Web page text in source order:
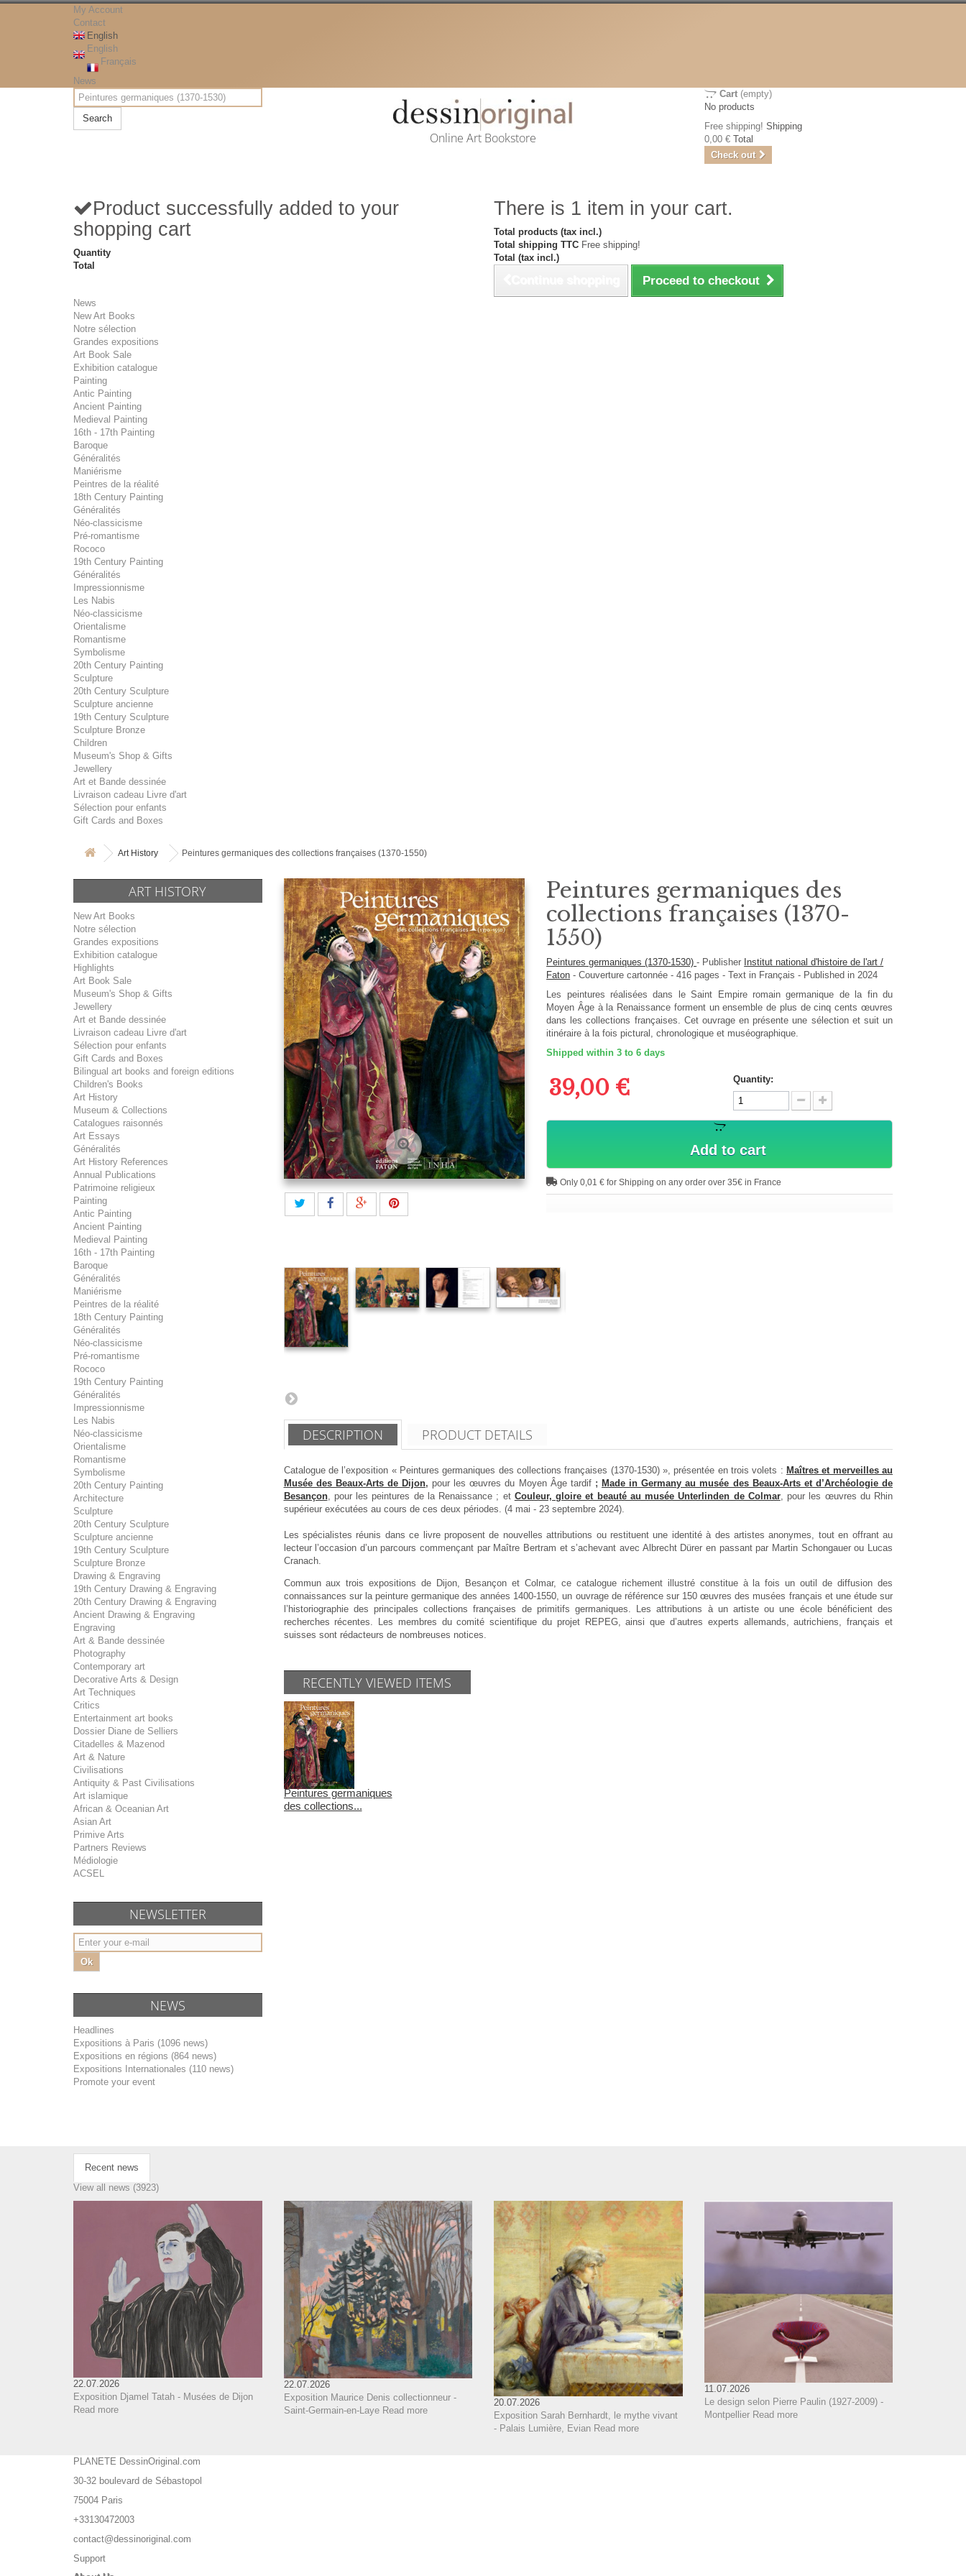
My Account
Contact
English
English
Français
News
Search
Online Art Bookstore
Cart (empty)
No products
Free shipping! Shipping
0,00 € Total
Check out
Product successfully added to your
shopping cart
Quantity
Total
There is 1 item in your cart.
Total products (tax incl.)
Total shipping TTC Free shipping!
Total (tax incl.)
Proceed to checkout
News
New Art Books
Notre sélection
Grandes expositions
Art Book Sale
Exhibition catalogue
Painting
Antic Painting
Ancient Painting
Medieval Painting
16th - 17th Painting
Baroque
Généralités
Maniérisme
Peintres de la réalité
18th Century Painting
Généralités
Néo-classicisme
Pré-romantisme
Rococo
19th Century Painting
Généralités
Impressionnisme
Les Nabis
Néo-classicisme
Orientalisme
Romantisme
Symbolisme
20th Century Painting
Sculpture
20th Century Sculpture
Sculpture ancienne
19th Century Sculpture
Sculpture Bronze
Children
Museum's Shop & Gifts
Jewellery
Art et Bande dessinée
Livraison cadeau Livre d'art
Sélection pour enfants
Gift Cards and Boxes
Art History Peintures germaniques des collections françaises (1370-1550)
ART HISTORY
New Art Books
Notre sélection
Grandes expositions
Exhibition catalogue
Highlights
Art Book Sale
Museum's Shop & Gifts
Jewellery
Art et Bande dessinée
Livraison cadeau Livre d'art
Sélection pour enfants
Gift Cards and Boxes
Bilingual art books and foreign editions
Children's Books
Art History
Museum & Collections
Catalogues raisonnés
Art Essays
Généralités
Art History References
Annual Publications
Patrimoine religieux
Painting
Antic Painting
Ancient Painting
Medieval Painting
16th - 17th Painting
Baroque
Généralités
Maniérisme
Peintres de la réalité
18th Century Painting
Généralités
Néo-classicisme
Pré-romantisme
Rococo
19th Century Painting
Généralités
Impressionnisme
Les Nabis
Néo-classicisme
Orientalisme
Romantisme
Symbolisme
20th Century Painting
Architecture
Sculpture
20th Century Sculpture
Sculpture ancienne
19th Century Sculpture
Sculpture Bronze
Drawing & Engraving
19th Century Drawing & Engraving
20th Century Drawing & Engraving
Ancient Drawing & Engraving
Engraving
Art & Bande dessinée
Photography
Contemporary art
Decorative Arts & Design
Art Techniques
Critics
Entertainment art books
Dossier Diane de Selliers
Citadelles & Mazenod
Art & Nature
Civilisations
Antiquity & Past Civilisations
Art islamique
African & Oceanian Art
Asian Art
Primive Arts
Partners Reviews
Médiologie
ACSEL
NEWSLETTER
Ok
NEWS
Headlines
Expositions à Paris (1096 news)
Expositions en régions (864 news)
Expositions Internationales (110 news)
Promote your event
Peintures germaniques des
collections françaises (1370-
1550)
Peintures germaniques (1370-1530)- Publisher Institut national d'histoire de l'art /
Faton -Couverture cartonnée-416pages -Text in Français- Published in 2024
Les peintures réalisées dans le Saint Empire romain germanique de la fin du
Moyen Âge à la Renaissance forment un ensemble de plus de cinq cents œuvres
dans les collections françaises. Cet ouvrage en présente une sélection et suit un
itinéraire à la fois pictural, chronologique et muséographique.
Shipped within 3 to 6 days
39,00 € Quantity:
Add to cart
Only 0,01 € for Shipping on any order over 35€ in France
DESCRIPTION PRODUCT DETAILS
Catalogue de l’exposition « Peintures germaniques des collections françaises (1370-1530) », présentée en trois volets : Maîtres et merveilles au
Musée des Beaux-Arts de Dijon,pour les œuvres du Moyen Âge tardif;Made in Germany au musée des Beaux-Arts et d’Archéologie de
Besançon, pour les peintures de la Renaissance ; et Couleur, gloire et beauté au musée Unterlinden de Colmar, pour les œuvres du Rhin
supérieur exécutées au cours de ces deux périodes. (4 mai - 23 septembre 2024).
Les spécialistes réunis dans ce livre proposent de nouvelles attributions ou restituent une identité à des artistes anonymes, tout en offrant au
lecteur l’occasion d’un parcours commençant par Maître Bertram et s’achevant avec Albrecht Dürer en passant par Martin Schongauer ou Lucas
Cranach.
Commun aux trois expositions de Dijon, Besançon et Colmar, ce catalogue richement illustré constitue à la fois un outil de diffusion des
connaissances sur la peinture germanique des années 1400-1550, un ouvrage de référence sur 150 œuvres des musées français et une étude sur
l’historiographie des principales collections françaises de primitifs germaniques. Les attributions à un artiste ou une école bénéficient des
recherches récentes. Les membres du comité scientifique du projet REPEG, ainsi que d’autres experts allemands, autrichiens, français et
suisses sont rédacteurs de nombreuses notices.
RECENTLY VIEWED ITEMS
Peintures germaniques
des collections...
Recent news
View all news (3923)
22.07.2026
Exposition Djamel Tatah - Musées de Dijon
Read more
22.07.2026
Exposition Maurice Denis collectionneur -
Saint-Germain-en-Laye Read more
20.07.2026
Exposition Sarah Bernhardt, le mythe vivant
- Palais Lumière, Evian Read more
11.07.2026
Le design selon Pierre Paulin (1927-2009) -
Montpellier Read more
PLANETE DessinOriginal.com
30-32 boulevard de Sébastopol
75004 Paris
+33130472003
contact@dessinoriginal.com
Support